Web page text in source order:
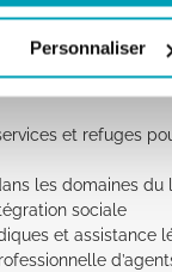
Personnaliser
qui les
activités:
et refuges
les domaines du
sociale
et assistance